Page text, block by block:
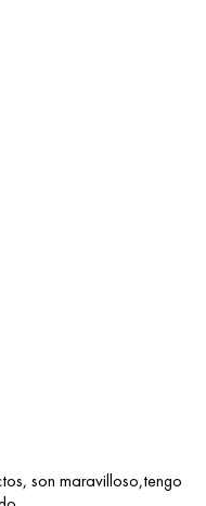
son maravilloso,tengo